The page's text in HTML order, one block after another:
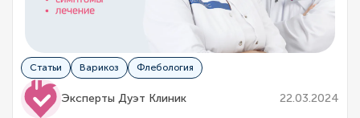
Статьи Варикоз Флебология
Эксперты Дуэт Клиник
22.03.2024